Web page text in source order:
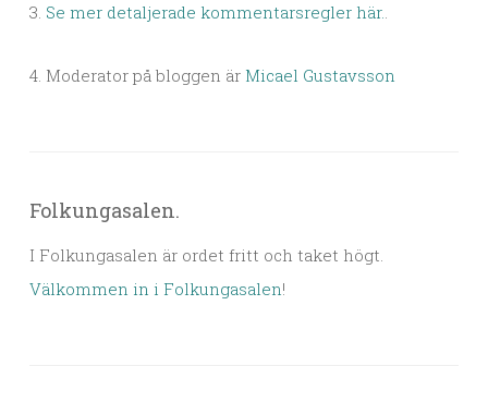
3. Se mer detaljerade kommentarsregler här..
4. Moderator på bloggen är Micael Gustavsson
Folkungasalen.
I Folkungasalen är ordet fritt och taket högt.
Välkommen in i Folkungasalen!